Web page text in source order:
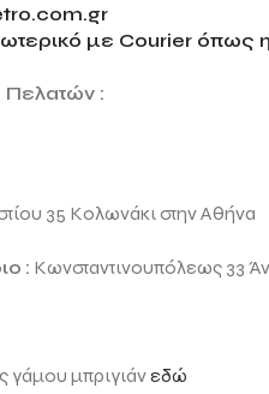
με Courier όπως η
:
35 Κολωνάκι στην Αθήνα
: Κωνσταντινουπόλεως 33
γάμου μπριγιάνεδώ